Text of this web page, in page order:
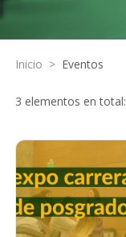
Inicio > Eventos
3 elementos en total: